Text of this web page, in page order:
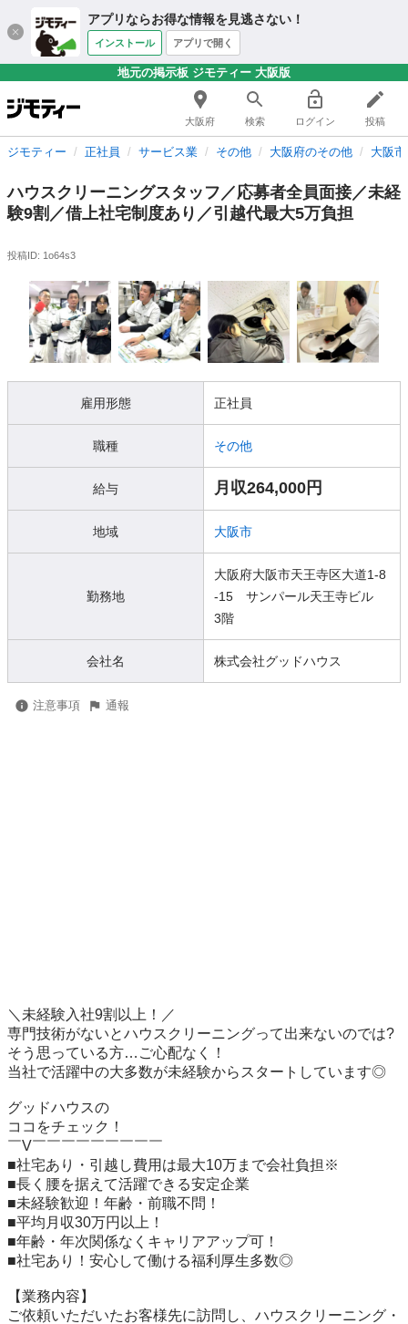
アプリならお得な情報を見逃さない！
インストール アプリで開く
地元の掲示板 ジモティー 大阪版
大阪府 検索 ログイン 投稿
ジモティー 正社員 サービス業 その他 大阪府のその他 大阪
ハウスクリーニングスタッフ／応募者全員面接／未経
験9割／借上社宅制度あり／引越代最大5万負担
投稿ID: 1o64s3
雇用形態 正社員
職種 その他
給与 月収264,000円
地域 大阪市
勤務地
大阪府大阪市天王寺区大道1-8
-15 サンパール天王寺ビル
3階
会社名 株式会社グッドハウス
注意事項 通報
＼未経験入社9割以上！／
専門技術がないとハウスクリーニングって出来ないのでは?
そう思っている方…ご心配なく！
当社で活躍中の大多数が未経験からスタートしています◎
グッドハウスの
ココをチェック！
￣V￣￣￣￣￣￣￣￣￣
■社宅あり・引越し費用は最大10万まで会社負担※
■長く腰を据えて活躍できる安定企業
■未経験歓迎！年齢・前職不問！
■平均月収30万円以上！
■年齢・年次関係なくキャリアアップ可！
■社宅あり！安心して働ける福利厚生多数◎
【業務内容】
ご依頼いただいたお客様先に訪問し、ハウスクリーニング・